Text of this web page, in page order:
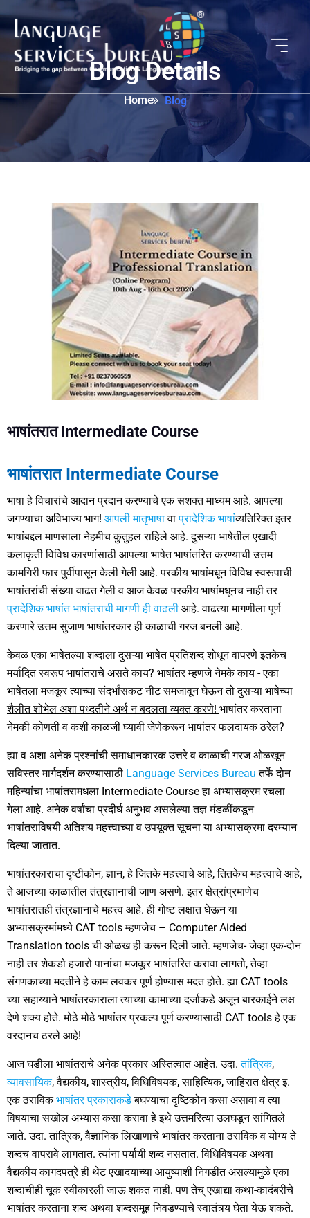
Blog Details
Home Blog
भाषांतरात Intermediate Course
भाषांतरात Intermediate Course
भाषा हे विचारांचे आदान प्रदान करण्याचे एक सशक्त माध्यम आहे. आपल्या
जगण्याचा अविभाज्य भाग! आपली मातृभाषावाप्रादेशिक भाषांव्यतिरिक्त इतर
भाषांबद्दल माणसाला नेहमीच कुतुहल राहिले आहे. दुसऱ्या भाषेतील एखादी
कलाकृती विविध कारणांसाठी आपल्या भाषेत भाषांतरित करण्याची उत्तम
कामगिरी फार पुर्वीपासून केली गेली आहे. परकीय भाषांमधून विविध स्वरूपाची
भाषांतरांची संख्या वाढत गेली व आज केवळ परकीय भाषांमधूनच नाही तर
प्रादेशिक भाषांत भाषांतराची मागणी ही वाढली आहे. वाढत्या मागणीला पूर्ण
करणारे उत्तम सुजाण भाषांतरकार ही काळाची गरज बनली आहे.
केवळ एका भाषेतल्या शब्दाला दुसऱ्या भाषेत प्रतिशब्द शोधून वापरणे इतकेच
मर्यादित स्वरूप भाषांतराचे असते काय? भाषांतर म्हणजे नेमके काय - एका
भाषेतला मजकूर त्याच्या संदर्भांसकट नीट समजावून घेऊन तो दुसऱ्या भाषेच्या
शैलीत शोभेल अशा पध्दतीने अर्थ न बदलता व्यक्त करणे! भाषांतर करताना
नेमकी कोणती व कशी काळजी घ्यावी जेणेकरून भाषांतर फलदायक ठरेल?
ह्या व अशा अनेक प्रश्नांची समाधानकारक उत्तरे व काळाची गरज ओळखून
सविस्तर मार्गदर्शन करण्यासाठी Language Services Bureauतर्फे दोन
महिन्यांचा भाषांतरामधला Intermediate Course हा अभ्यासक्रम रचला
गेला आहे. अनेक वर्षांचा प्रदीर्घ अनुभव असलेल्या तज्ञ मंडळींकडून
भाषांतराविषयी अतिशय महत्त्वाच्या व उपयूक्त सूचना या अभ्यासक्रमा दरम्यान
दिल्या जातात.
भाषांतरकाराचा दृष्टीकोन, ज्ञान, हे जितके महत्त्वाचे आहे, तितकेच महत्त्वाचे आहे,
ते आजच्या काळातील तंत्रज्ञानाची जाण असणे. इतर क्षेत्रांप्रमाणेच
भाषांतरातही तंत्रज्ञानाचे महत्त्व आहे. ही गोष्ट लक्षात घेऊन या
अभ्यासक्रमांमध्ये CAT tools म्हणजेच – Computer Aided
Translation tools ची ओळख ही करून दिली जाते. म्हणजेच- जेव्हा एक-दोन
नाही तर शेकडो हजारो पानांचा मजकूर भाषांतरित करावा लागतो, तेव्हा
संगणकाच्या मदतीने हे काम लवकर पूर्ण होण्यास मदत होते. ह्या CAT tools
च्या सहाय्याने भाषांतरकाराला त्याच्या कामाच्या दर्जाकडे अजून बारकाईने लक्ष
देणे शक्य होते. मोठे मोठे भाषांतर प्रकल्प पूर्ण करण्यासाठी CAT tools हे एक
वरदानच ठरले आहे!
आज घडीला भाषांतराचे अनेक प्रकार अस्तित्वात आहेत. उदा.तांत्रिक,
व्यावसायिक, वैद्यकीय, शास्त्रीय, विधिविषयक, साहित्यिक, जाहिरात क्षेत्र इ.
एक ठराविकभाषांतर प्रकाराकडेबघण्याचा दृष्टिकोन कसा असावा व त्या
विषयाचा सखोल अभ्यास कसा करावा हे इथे उत्तमरित्या उलघडून सांगितले
जाते. उदा. तांत्रिक, वैज्ञानिक लिखाणाचे भाषांतर करताना ठराविक व योग्य ते
शब्दच वापरावे लागतात. त्यांना पर्यायी शब्द नसतात. विधिविषयक अथवा
वैद्यकीय कागदपत्रे ही थेट एखादयाच्या आयुष्याशी निगडीत असल्यामुळे एका
शब्दाचीही चूक स्वीकारली जाऊ शकत नाही. पण तेच् एखाद्या कथा-कादंबरीचे
भाषांतर करताना शब्द अथवा शब्दसमूह निवडण्याचे स्वातंत्र्य घेता येऊ शकते.